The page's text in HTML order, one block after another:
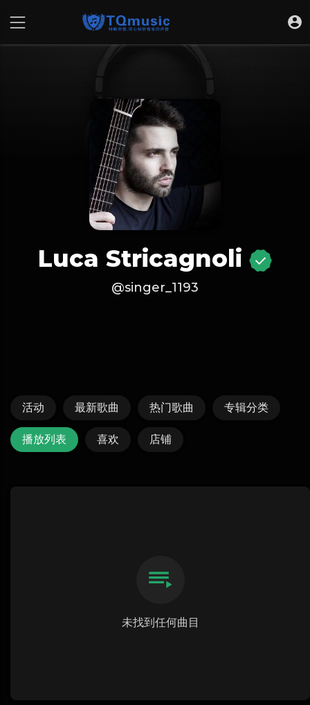
Luca Stricagnoli
@singer_1193
活动 最新歌曲 热门歌曲 专辑分类
播放列表 喜欢 店铺
未找到任何曲目